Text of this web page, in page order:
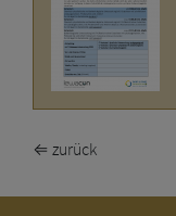
⇐ zurück